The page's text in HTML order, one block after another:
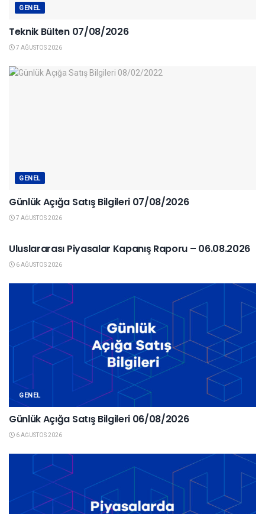
GENEL
Teknik Bülten 07/08/2026
7 AĞUSTOS 2026
GENEL
Günlük Açığa Satış Bilgileri 07/08/2026
7 AĞUSTOS 2026
Uluslararası Piyasalar Kapanış Raporu – 06.08.2026
6 AĞUSTOS 2026
GENEL
Günlük Açığa Satış Bilgileri 06/08/2026
6 AĞUSTOS 2026